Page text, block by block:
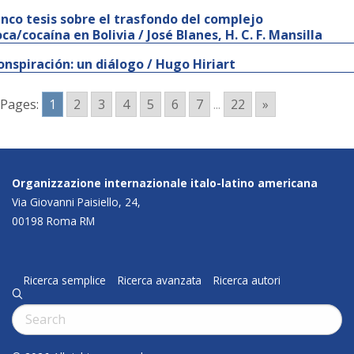
tesis sobre el trasfondo del complejo
cocaína en Bolivia / José Blanes, H. C. F. Mansilla
un diálogo / Hugo Hiriart
Pages: 1 2 3 4 5 6 7 ... 22 »
Organizzazione internazionale italo-latino americana
Via Giovanni Paisiello, 24,
00198 Roma RM
Ricerca semplice Ricerca avanzata Ricerca autori
q
Cerca: